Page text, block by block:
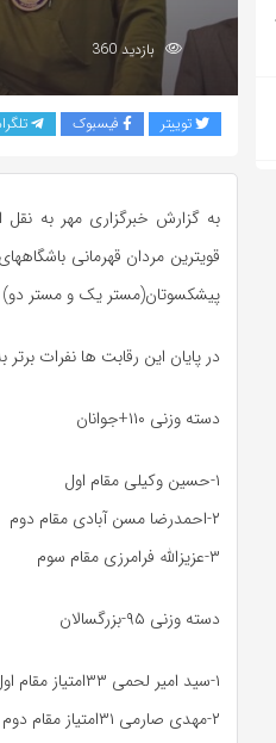
بازدید 360
توییتر فیسبوک
به گزارش خبرگزاری مهر به
پیشکسوتان(مستر یک و مستر دو) طی روزهای ۲ تا ۴ آبان در سالن شهدای
در پایان این رقابت ها نفرات
دسته وزنی ۱۱۰+جوانان
۱-حسین وکیلی مقام اول
۲-احمدرضا مسن آبادی مقام دوم
۳-عزیزالله فرامرزی مقام سوم
دسته وزنی ۹۵-بزرگسالان
۱-سید امیر لحمی ۳۳امتیاز مقام اول
۲-مهدی صارمی ۳۱امتیاز مقام دوم